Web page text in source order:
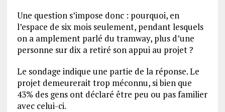
Une question s’impose donc : pourquoi, en
l’espace de six mois seulement, pendant lesquels
on a amplement parlé du tramway, plus d’une
personne sur dix a retiré son appui au projet ?
Le sondage indique une partie de la réponse. Le
projet demeurerait trop méconnu, si bien que
43% des gens ont déclaré être peu ou pas familier
avec celui-ci.